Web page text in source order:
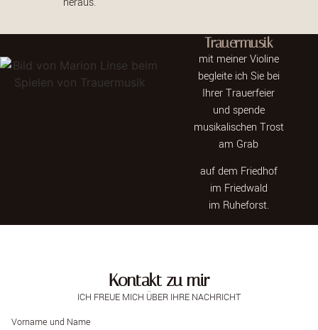
Trauermusik
mit meiner Violine
begleite ich Sie bei
Ihrer Trauerfeier
und spende
musikalischen Trost
am Grab
auf dem Friedhof
im Friedwald
im Ruheforst.
Kontakt zu mir
ICH FREUE MICH ÜBER IHRE NACHRICHT
Vorname und Name